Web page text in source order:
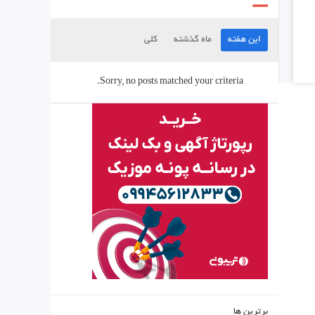
این هفته ماه گذشته کلی
Sorry, no posts matched your criteria.
برترین ها